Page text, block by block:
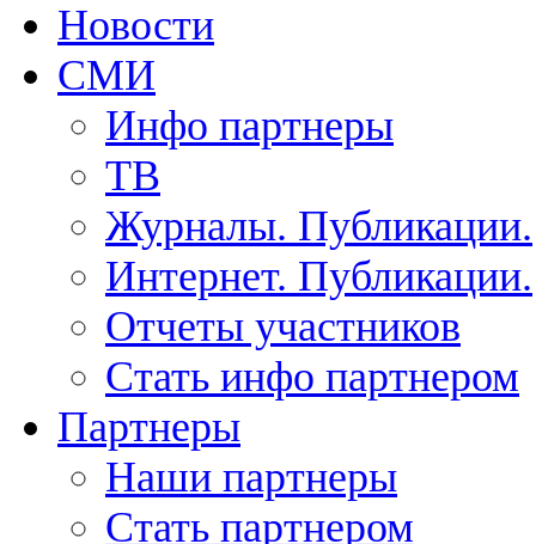
Новости
СМИ
Инфо партнеры
ТВ
Журналы. Публикации.
Интернет. Публикации.
Отчеты участников
Стать инфо партнером
Партнеры
Наши партнеры
Стать партнером